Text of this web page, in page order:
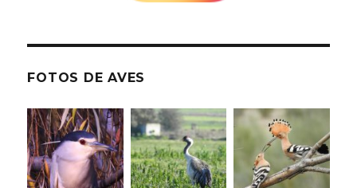
FOTOS DE AVES